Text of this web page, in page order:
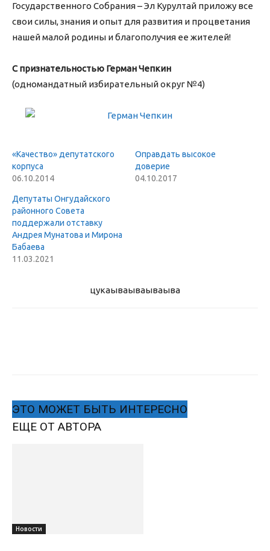
Государственного Собрания – Эл Курултай приложу все
свои силы, знания и опыт для развития и процветания
нашей малой родины и благополучия ее жителей!
С признательностью Герман Чепкин
(одномандатный избирательный округ №4)
«Качество» депутатского
корпуса
06.10.2014
Оправдать высокое
доверие
04.10.2017
Депутаты Онгудайского
районного Совета
поддержали отставку
Андрея Мунатова и Мирона
Бабаева
11.03.2021
цукаываываываыва
ЭТО МОЖЕТ БЫТЬ ИНТЕРЕСНО
ЕЩЕ ОТ АВТОРА
Новости